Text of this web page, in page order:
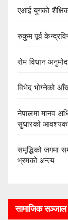
एआई युगको शैक्षिक
रुकुम पूर्व
रोम विधान
विभेद भोग्नेको
नेपालमा मानव
सुधारको
समृद्धिको जगमा
भ्रमको अन्त्य
सामाजिक सञ्जाल